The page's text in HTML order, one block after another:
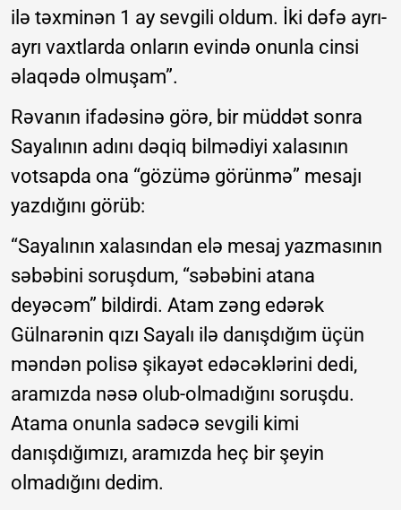
ilə təxminən 1 ay sevgili oldum. İki dəfə ayrı-
ayrı vaxtlarda onların evində onunla cinsi
əlaqədə olmuşam”.
Rəvanın ifadəsinə görə, bir müddət sonra
Sayalının adını dəqiq bilmədiyi xalasının
votsapda ona “gözümə görünmə” mesajı
yazdığını görüb:
“Sayalının xalasından elə mesaj yazmasının
səbəbini soruşdum, “səbəbini atana
deyəcəm” bildirdi. Atam zəng edərək
Gülnarənin qızı Sayalı ilə danışdığım üçün
məndən polisə şikayət edəcəklərini dedi,
aramızda nəsə olub-olmadığını soruşdu.
Atama onunla sadəcə sevgili kimi
danışdığımızı, aramızda heç bir şeyin
olmadığını dedim.